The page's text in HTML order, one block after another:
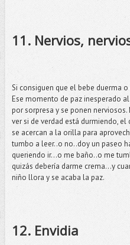
11. Nervios,
Si consiguen que el bebe duerma
Ese momento de paz inesperado
por sorpresa y se ponen
ver si de verdad está durmiendo, el
se acercan a la orilla para
tumbo a leer..o no..doy un paseo
queriendo ir…o me baño..o me
quizás debería darme crema…y
niño llora y se acaba la paz.
12. Envidia